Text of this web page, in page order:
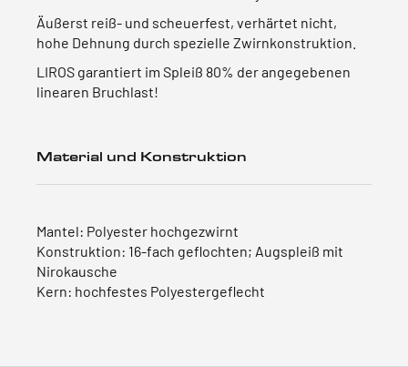
Äußerst reiß- und scheuerfest, verhärtet nicht,
hohe Dehnung durch spezielle Zwirnkonstruktion.
LIROS garantiert im Spleiß 80% der angegebenen
linearen Bruchlast!
Material und Konstruktion
Mantel: Polyester hochgezwirnt
Konstruktion: 16-fach geflochten; Augspleiß mit
Nirokausche
Kern: hochfestes Polyestergeflecht